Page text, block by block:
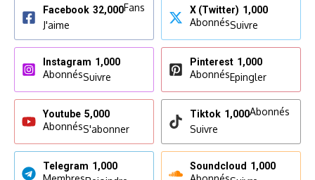
Facebook 32,000Fans
J'aime
X (Twitter) 1,000
AbonnésSuivre
Instagram 1,000
AbonnésSuivre
Pinterest 1,000
AbonnésEpingler
Youtube 5,000
AbonnésS'abonner
Tiktok 1,000Abonnés
Suivre
Telegram 1,000 Soundcloud 1,000